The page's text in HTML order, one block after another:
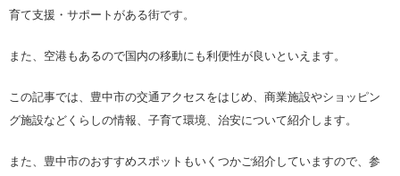
育て支援・サポートがある街です。
また、空港もあるので国内の移動にも利便性が良いといえます。
この記事では、豊中市の交通アクセスをはじめ、商業施設やショッピン
グ施設などくらしの情報、子育て環境、治安について紹介します。
また、豊中市のおすすめスポットもいくつかご紹介していますので、参